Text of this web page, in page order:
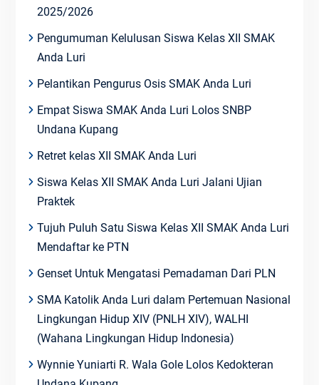
2025/2026
Pengumuman Kelulusan Siswa Kelas XII SMAK
Anda Luri
Pelantikan Pengurus Osis SMAK Anda Luri
Empat Siswa SMAK Anda Luri Lolos SNBP
Undana Kupang
Retret kelas XII SMAK Anda Luri
Siswa Kelas XII SMAK Anda Luri Jalani Ujian
Praktek
Tujuh Puluh Satu Siswa Kelas XII SMAK Anda Luri
Mendaftar ke PTN
Genset Untuk Mengatasi Pemadaman Dari PLN
SMA Katolik Anda Luri dalam Pertemuan Nasional
Lingkungan Hidup XIV (PNLH XIV), WALHI
(Wahana Lingkungan Hidup Indonesia)
Wynnie Yuniarti R. Wala Gole Lolos Kedokteran